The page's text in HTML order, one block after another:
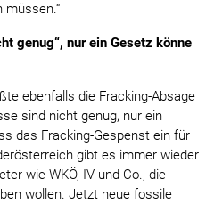
müssen.“
genug“, nur ein Gesetz könne
ebenfalls die Fracking-Absage
sind nicht genug, nur ein
das Fracking-Gespenst ein für
gibt es immer wieder
wie WKÖ, IV und Co., die
wollen. Jetzt neue fossile